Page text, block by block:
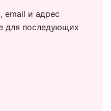
email и адрес
для последующих